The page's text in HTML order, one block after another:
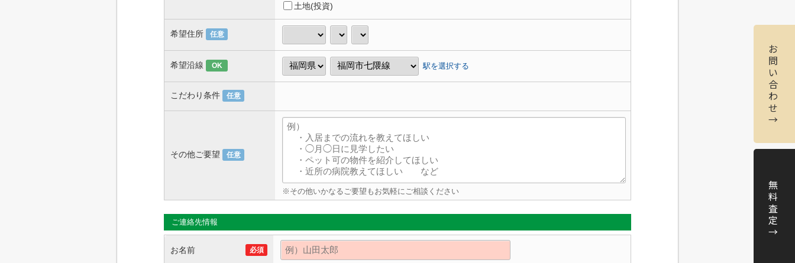
土地(投資)
希望住所 任意
希望沿線 OK 駅を選択する
こだわり条件 任意
その他ご要望 任意
※その他いかなるご要望もお気軽にご相談ください
ご連絡先情報
お名前 必須
お
問
い
合
わ
せ
→
無
料
査
定
→